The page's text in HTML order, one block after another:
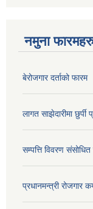
नमुना
बेरोजगार दर्ताको फारम
लागत साझेदारीमा छुर्पी
सम्पत्ति विवरण
प्रधानमन्त्री रोजगार